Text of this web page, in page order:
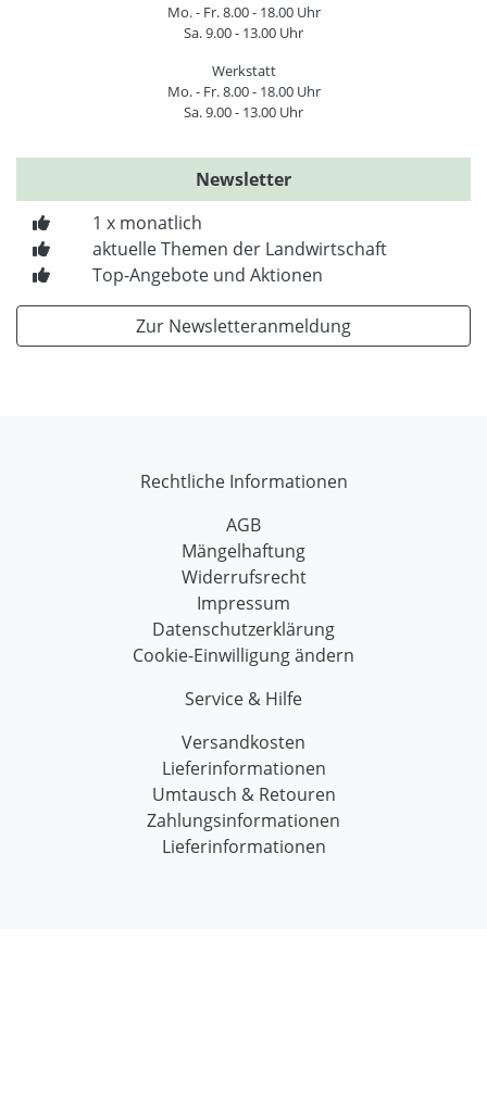
Mo. - Fr. 8.00 - 18.00 Uhr
Sa. 9.00 - 13.00 Uhr
Werkstatt
Mo. - Fr. 8.00 - 18.00 Uhr
Sa. 9.00 - 13.00 Uhr
Newsletter
1 x monatlich
aktuelle Themen der Landwirtschaft
Top-Angebote und Aktionen
Zur Newsletteranmeldung
Rechtliche Informationen
AGB
Mängelhaftung
Widerrufsrecht
Impressum
Datenschutzerklärung
Cookie-Einwilligung ändern
Service & Hilfe
Versandkosten
Lieferinformationen
Umtausch & Retouren
Zahlungsinformationen
Lieferinformationen